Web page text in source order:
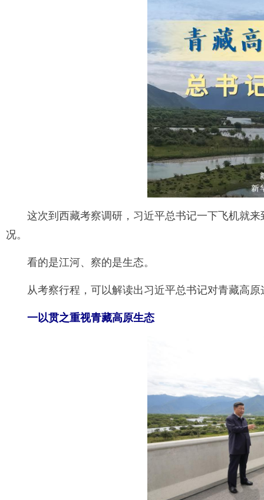
这次到西藏考察调研，习近平总书记一下飞机就
况。
看的是江河、察的是生态。
从考察行程，可以解读出习近平总书记对青藏高
一以贯之重视青藏高原生态